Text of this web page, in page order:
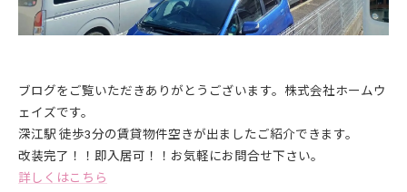
ブログをご覧いただきありがとうございます。株式会社ホームウ
ェイズです。
深江駅 徒歩3分の賃貸物件空きが出ましたご紹介できます。
改装完了！！即入居可！！お気軽にお問合せ下さい。
詳しくはこちら